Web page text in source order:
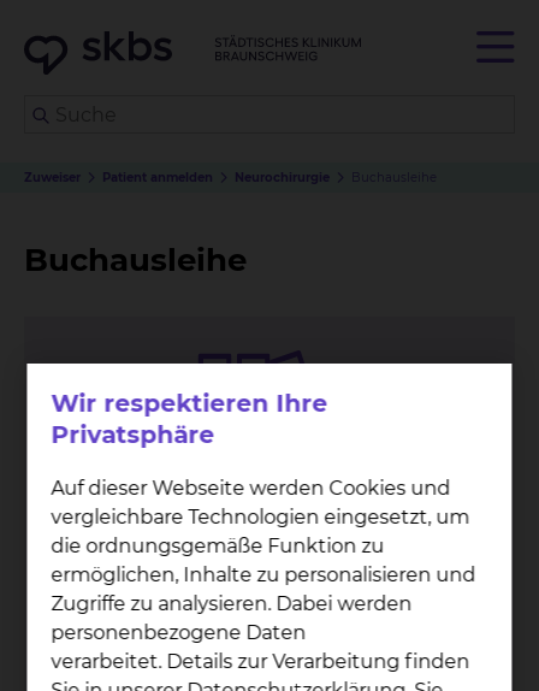
Zuweiser Patient anmelden Neurochirurgie Buchausleihe
Buchausleihe
Pa­ti­en­ten­bü­che­rei
Der Service der Patientenbücherei wird nur
am Standort Salzdahlumer Straße
angeboten.
mehr
Wir respektieren Ihre
Privatsphäre
Auf dieser Webseite werden Cookies und
vergleichbare Technologien eingesetzt, um
die ordnungsgemäße Funktion zu
ermöglichen, Inhalte zu personalisieren und
Zugriffe zu analysieren. Dabei werden
personenbezogene Daten
verarbeitet. Details zur Verarbeitung finden